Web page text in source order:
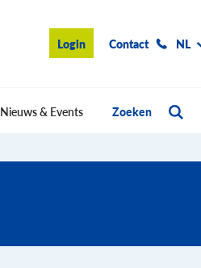
Login Contact NL
Nieuws & Events Zoeken